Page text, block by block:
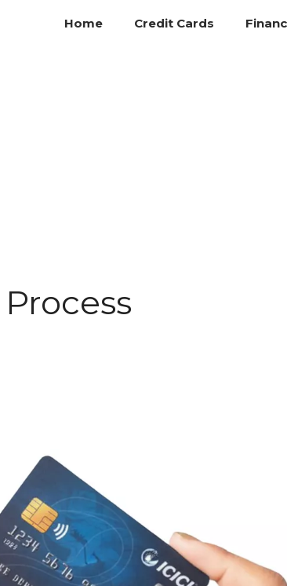
Home Credit Cards